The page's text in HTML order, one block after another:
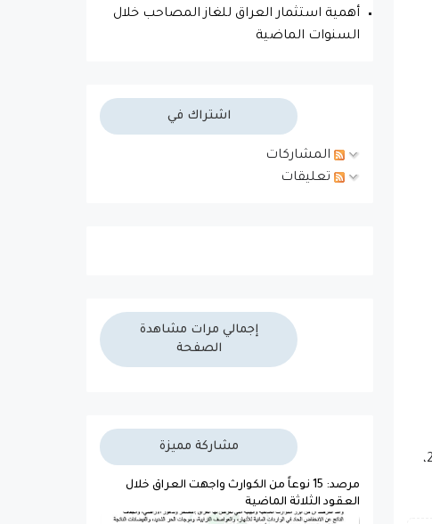
قرر مجلس الوزراء، اليوم الثلاثاء، تعطيل الدوام الرسمي في جميع الدوائر الحكومية يوم الخميس 25 كانون الأول 2025،
أهمية استثمار العراق للغاز المصاحب خلال
السنوات الماضية
اشتراك في
المشاركات
تعليقات
إجمالي مرات مشاهدة
الصفحة
مشاركة مميزة
مرصد: 15 نوعاً من الكوارث واجهت العراق خلال
العقود الثلاثة الماضية